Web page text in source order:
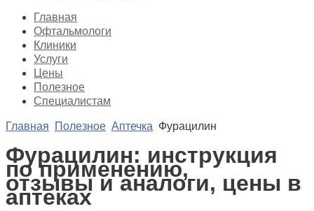
Главная
Офтальмологи
Клиники
Услуги
Цены
Полезное
Специалистам
Главная Полезное Аптечка Фурацилин
Фурацилин: инструкция
по применению,
отзывы и аналоги, цены в
аптеках